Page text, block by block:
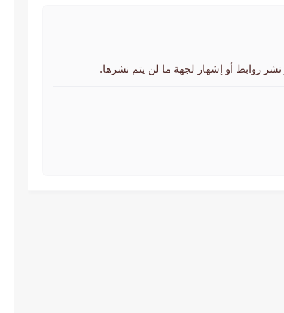
نشر روابط أو إشهار لجهة ما لن يتم نشرها.